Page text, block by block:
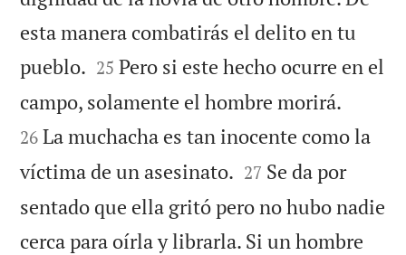
esta manera combatirás el delito en tu
pueblo. 

25 Pero si este hecho ocurre en el
campo, solamente el hombre morirá.
26 La muchacha es tan inocente como la
víctima de un asesinato. 

27 Se da por
sentado que ella gritó pero no hubo nadie
cerca para oírla y librarla. Si un hombre